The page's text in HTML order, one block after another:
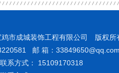
市成城装饰工程有限公司 版权所
邮 箱：33849650@qq.com
系方式： 15109170318